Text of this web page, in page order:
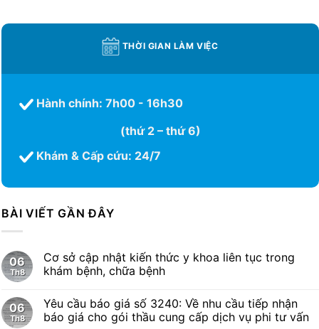
THỜI GIAN LÀM VIỆC
Hành chính: 7h00 - 16h30
(thứ 2 – thứ 6)
Khám & Cấp cứu: 24/7
BÀI VIẾT GẦN ĐÂY
06
Th8
Cơ sở cập nhật kiến thức y khoa liên tục trong
khám bệnh, chữa bệnh
06
Th8
Yêu cầu báo giá số 3240: Về nhu cầu tiếp nhận
báo giá cho gói thầu cung cấp dịch vụ phi tư vấn